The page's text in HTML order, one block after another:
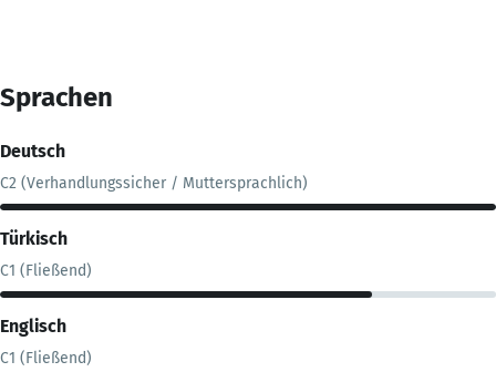
Sprachen
Deutsch
C2 (Verhandlungssicher / Muttersprachlich)
Türkisch
C1 (Fließend)
Englisch
C1 (Fließend)